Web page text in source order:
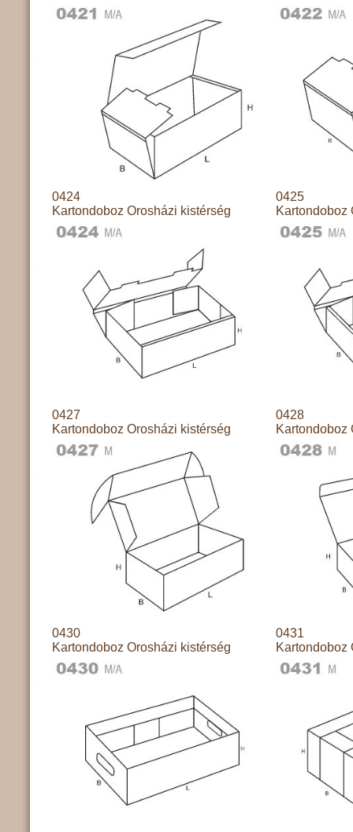
0424
Kartondoboz Orosházi kistérség
0425
Kartondoboz
0427
Kartondoboz Orosházi kistérség
0428
Kartondoboz
0430
Kartondoboz Orosházi kistérség
0431
Kartondoboz